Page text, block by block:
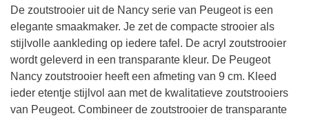
De zoutstrooier uit de Nancy serie van Peugeot is een
elegante smaakmaker. Je zet de compacte strooier als
stijlvolle aankleding op iedere tafel. De acryl zoutstrooier
wordt geleverd in een transparante kleur. De Peugeot
Nancy zoutstrooier heeft een afmeting van 9 cm. Kleed
ieder etentje stijlvol aan met de kwalitatieve zoutstrooiers
van Peugeot. Combineer de zoutstrooier de transparante